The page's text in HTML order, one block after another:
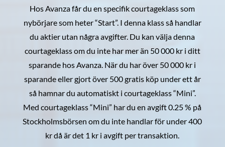
Hos Avanza får du en specifik courtageklass som
nybörjare som heter “Start”. I denna klass så handlar
du aktier utan några avgifter. Du kan välja denna
courtageklass om du inte har mer än 50 000 kr i ditt
sparande hos Avanza. När du har över 50 000 kr i
sparande eller gjort över 500 gratis köp under ett år
så hamnar du automatiskt i courtageklass “Mini”.
Med courtageklass “Mini” har du en avgift 0.25 % på
Stockholmsbörsen om du inte handlar för under 400
kr då är det 1 kr i avgift per transaktion.